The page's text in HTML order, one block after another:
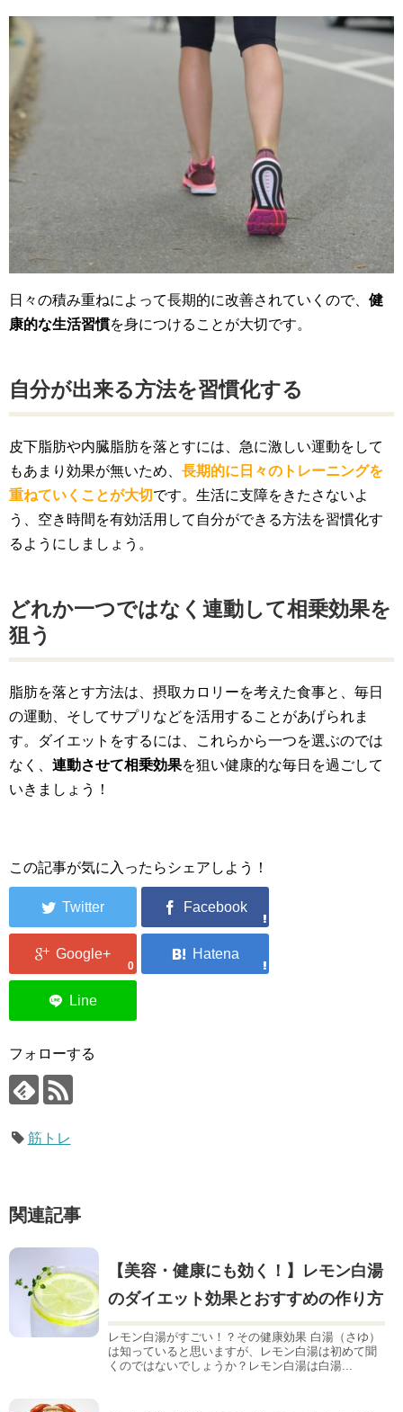
日々の積み重ねによって長期的に改善されていくので、 健
康的な生活習慣を身につけることが大切です。
自分が出来る方法を習慣化する
皮下脂肪や内臓脂肪を落とすには、急に激しい運動をして
もあまり効果が無いため、 長期的に日々のトレーニングを
重ねていくことが大切です。生活に支障をきたさないよ
う、空き時間を有効活用して自分ができる方法を習慣化す
るようにしましょう。
どれか一つではなく連動して相乗効果を
狙う
脂肪を落とす方法は、摂取カロリーを考えた食事と、毎日
の運動、そしてサプリなどを活用することがあげられま
す。ダイエットをするには、これらから一つを選ぶのでは
なく、 連動させて相乗効果を狙い健康的な毎日を過ごして
いきましょう！
この記事が気に入ったらシェアしよう！
0
フォローする
筋トレ
関連記事
【美容・健康にも効く！】レモン白湯
のダイエット効果とおすすめの作り方
レモン白湯がすごい！？その健康効果 白湯（さゆ）
は知っていると思いますが、レモン白湯は初めて聞
くのではないでしょうか？レモン白湯は白湯...